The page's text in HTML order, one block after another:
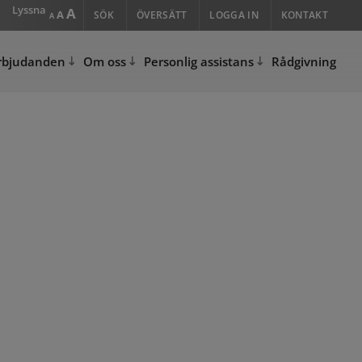
Lyssna A Decrease
A Reset
size.
A Increase
font
size.
SÖK ÖVERSÄTT LOGGA IN KONTAKT
Om oss Personlig assistans Rådgivning